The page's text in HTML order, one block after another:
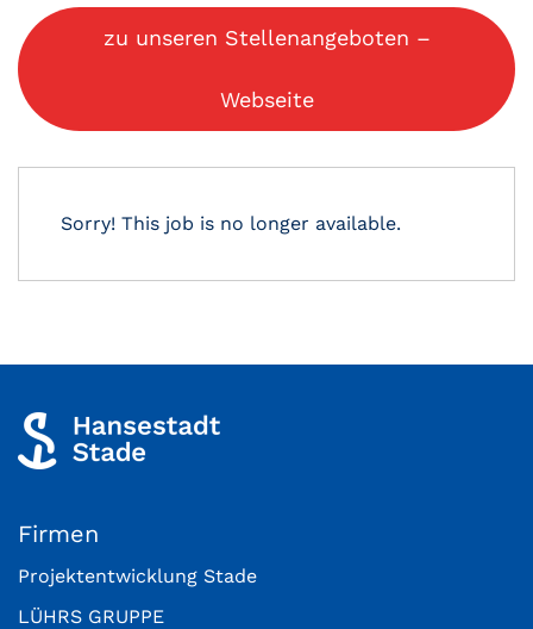
zu unseren Stellenangeboten –
Webseite
Sorry! This job is no longer available.
Firmen
Projektentwicklung Stade
LÜHRS GRUPPE